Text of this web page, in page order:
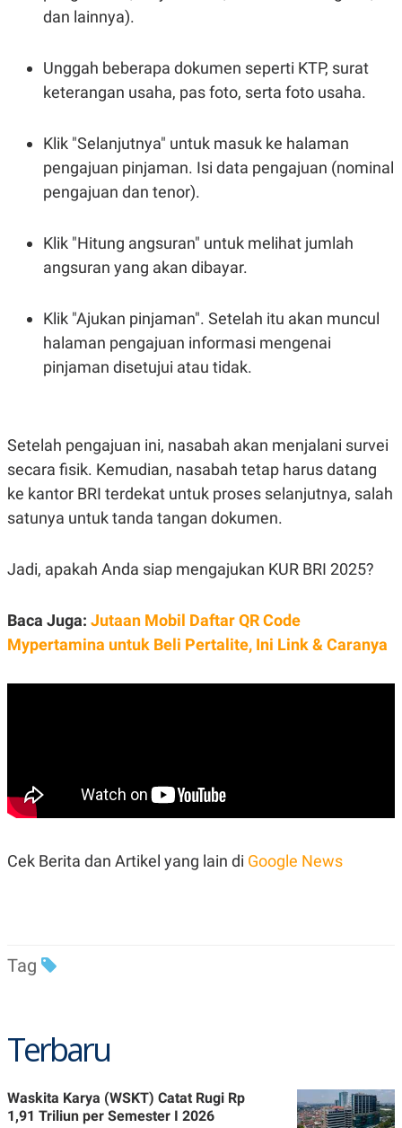
dan lainnya).
Unggah beberapa dokumen seperti KTP, surat
keterangan usaha, pas foto, serta foto usaha.
Klik "Selanjutnya" untuk masuk ke halaman
pengajuan pinjaman. Isi data pengajuan (nominal
pengajuan dan tenor).
Klik "Hitung angsuran" untuk melihat jumlah
angsuran yang akan dibayar.
Klik "Ajukan pinjaman". Setelah itu akan muncul
halaman pengajuan informasi mengenai
pinjaman disetujui atau tidak.
Setelah pengajuan ini, nasabah akan menjalani survei
secara fisik. Kemudian, nasabah tetap harus datang
ke kantor BRI terdekat untuk proses selanjutnya, salah
satunya untuk tanda tangan dokumen.
Jadi, apakah Anda siap mengajukan KUR BRI 2025?
Baca Juga: Jutaan Mobil Daftar QR Code
Mypertamina untuk Beli Pertalite, Ini Link & Caranya
Cek Berita dan Artikel yang lain di Google News
Tag
Terbaru
Waskita Karya (WSKT) Catat Rugi Rp
1,91 Triliun per Semester I 2026